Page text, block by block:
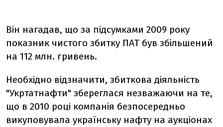
Він нагадав, що за підсумками 2009 року
показник чистого збитку ПАТ був збільшений
на 112 млн. гривень.
Необхідно відзначити, збиткова діяльність
"Укртатнафти" збереглася незважаючи на те,
що в 2010 році компанія безпосередньо
викуповувала українську нафту на аукціонах